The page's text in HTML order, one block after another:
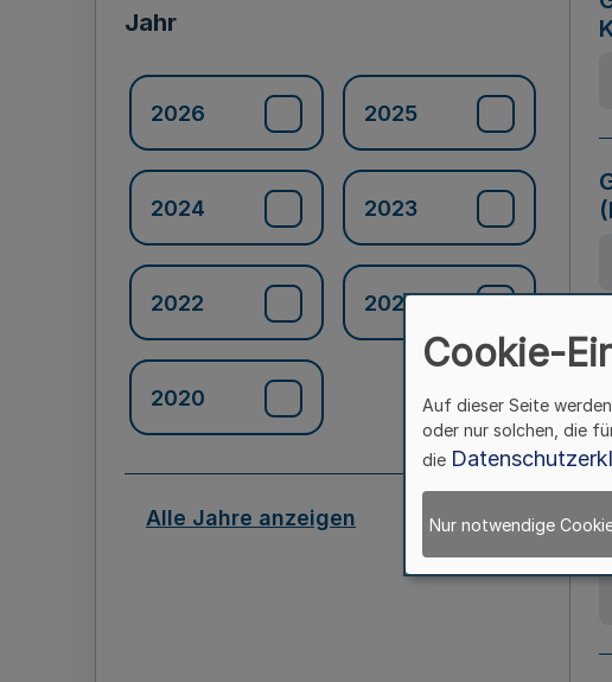
Jahr
2026 2025
2024 2023
2022 2021
2020
Alle Jahre anzeigen
Cookie-
Auf dieser Seite
oder nur solchen, die
die
Nur notwendige